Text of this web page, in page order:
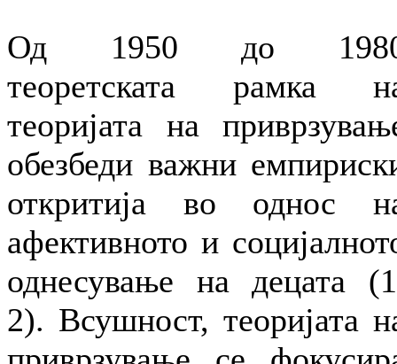
Од 1950 до
теоретската рамка
теоријата на
обезбеди важни
откритија во однос
афективното и
однесување на децата
2). Всушност, теоријата